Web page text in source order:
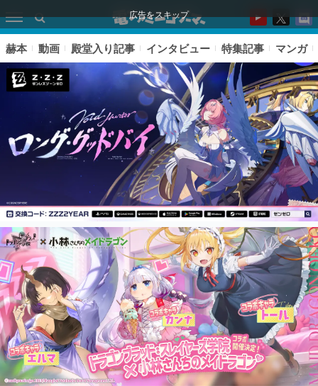
広告をスキップ
ピックアップ
電ファミのいま読まれている記事ランキング
アプリセール情報
インタビュー
連載・特集一覧
赫本 動画 殿堂入り記事 インタビュー 特集記事 マンガ